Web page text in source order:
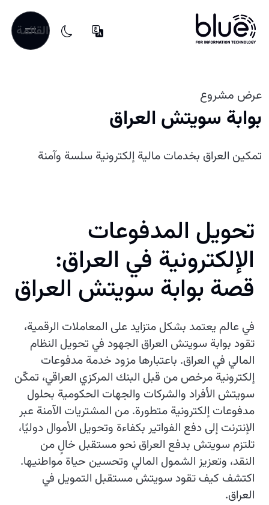
القائمة
عرض مشروع
بوابة سويتش العراق
تمكين العراق بخدمات مالية إلكترونية سلسة وآمنة
تحويل المدفوعات
الإلكترونية في العراق:
قصة بوابة سويتش العراق
في عالم يعتمد بشكل متزايد على المعاملات الرقمية،
تقود بوابة سويتش العراق الجهود في تحويل النظام
المالي في العراق. باعتبارها مزود خدمة مدفوعات
إلكترونية مرخص من قبل البنك المركزي العراقي، تمكّن
سويتش الأفراد والشركات والجهات الحكومية بحلول
مدفوعات إلكترونية متطورة. من المشتريات الآمنة عبر
الإنترنت إلى دفع الفواتير بكفاءة وتحويل الأموال دوليًا،
تلتزم سويتش بدفع العراق نحو مستقبل خالٍ من
النقد، وتعزيز الشمول المالي وتحسين حياة مواطنيها.
اكتشف كيف تقود سويتش مستقبل التمويل في
العراق.